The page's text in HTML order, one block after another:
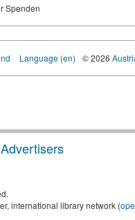
Spenden
Language (en) © 2026
international library network (